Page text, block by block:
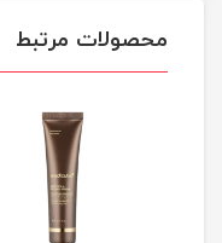
محصولات مرتبط